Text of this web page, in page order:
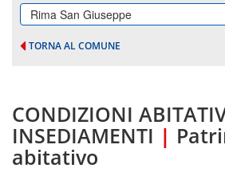
Rima San Giuseppe
TORNA AL COMUNE
CONDIZIONI
INSEDIAMENTI |
abitativo